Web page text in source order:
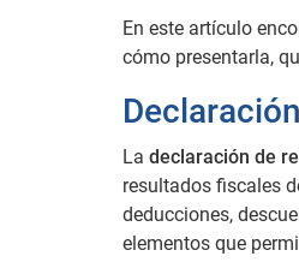
En este artículo
cómo presentarla,
La declaración de
resultados fiscales
deducciones,
elementos que